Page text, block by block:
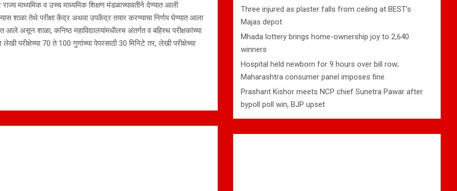
राज्य माध्यमिक व उच्च माध्यमिक शिक्षण मंडळाच्यावतीने देण्यात आली
शाळा तेथे परीक्षा केंद्र अथवा उपकेंद्र तयार करण्याचा निर्णय घेण्यात आला
असून शाळा, कनिष्ठ महाविद्यालयांमधीलच अंतर्गत व बहिस्थ परीक्षकांच्या
परीक्षेच्या 70 ते 100 गुणांच्या पेपरसाठी 30 मिनिटे तर, लेखी परीक्षेच्या
Three injured as plaster falls from ceiling at BEST’s
Majas depot
Mhada lottery brings home-ownership joy to 2,640
winners
Hospital held newborn for 9 hours over bill row;
Maharashtra consumer panel imposes fine
Prashant Kishor meets NCP chief Sunetra Pawar after
bypoll poll win, BJP upset